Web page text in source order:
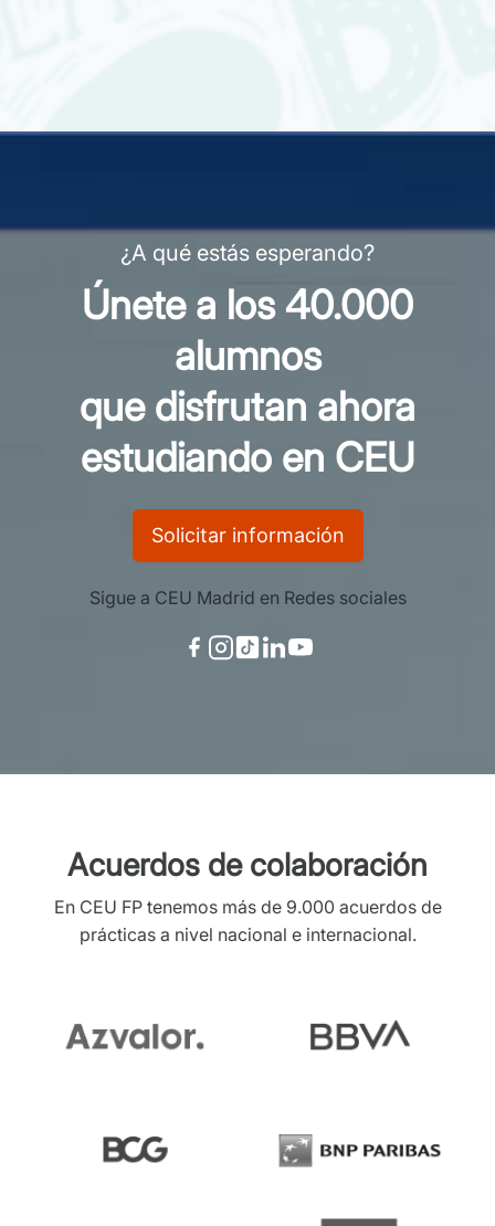
¿A qué estás esperando?
Únete a los 40.000
alumnos
que disfrutan ahora
estudiando en CEU
Solicitar información
Sigue a CEU Madrid en Redes sociales
Acuerdos de colaboración
En CEU FP tenemos más de 9.000 acuerdos de
prácticas a nivel nacional e internacional.